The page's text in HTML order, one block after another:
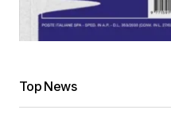
Top News